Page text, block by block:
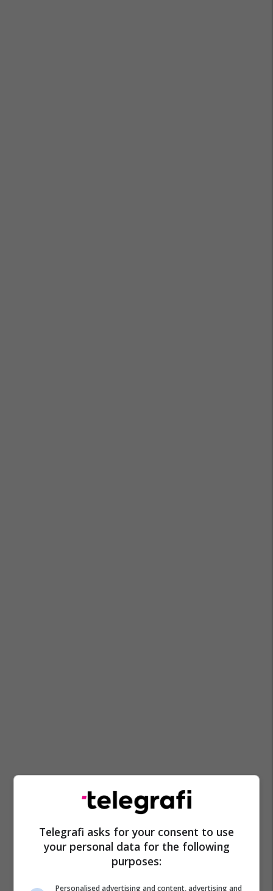
Telegrafi asks for your consent to use
your personal data for the following
purposes:
Personalised advertising and content, advertising and